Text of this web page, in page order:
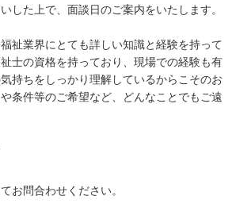
した上で、面談日のご案内をいたします。
祉業界にとても詳しい知識と経験を持って
士の資格を持っており、現場での経験も有
持ちをしっかり理解しているからこそのお
条件等のご希望など、どんなことでもご遠
お問合わせください。